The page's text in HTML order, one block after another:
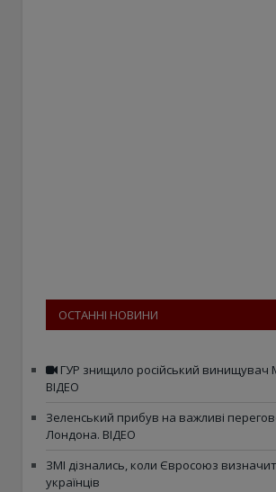
ОСТАННІ НОВИНИ
ГУР знищило російський винищувач
ВІДЕО
Зеленський прибув на важливі
Лондона. ВІДЕО
ЗМІ дізнались, коли Євросоюз
українців